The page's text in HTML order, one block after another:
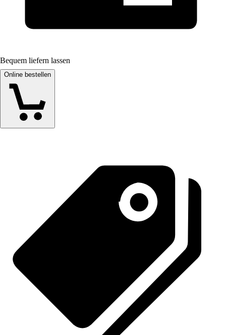
Bequem liefern lassen
Online bestellen